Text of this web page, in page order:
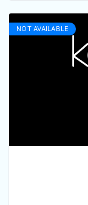
NOT AVAILABLE